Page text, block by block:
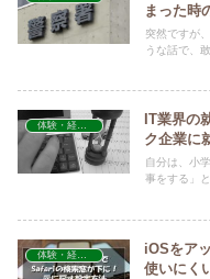
まった時
突然ですが
うな話で、
IT業界の
ク企業に
自分は、小
事をする」
iOSをア
使いにく